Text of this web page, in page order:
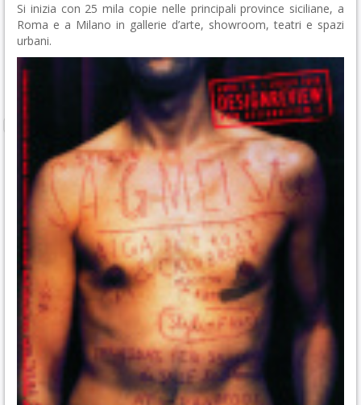
Si inizia con 25 mila copie nelle principali province siciliane, a
Roma e a Milano in gallerie d’arte, showroom, teatri e spazi
urbani.